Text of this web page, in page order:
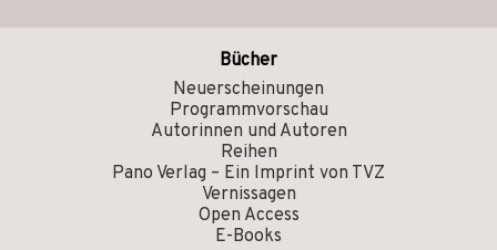
Bücher
Neuerscheinungen
Programmvorschau
Autorinnen und Autoren
Reihen
Pano Verlag – Ein Imprint von TVZ
Vernissagen
Open Access
E-Books